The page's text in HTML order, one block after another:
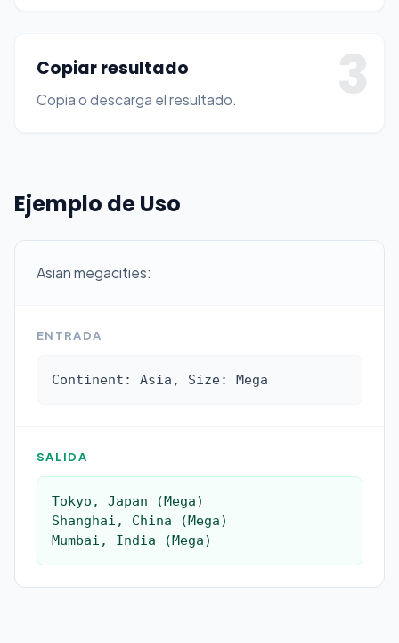
3
Copiar resultado
Copia o descarga el resultado.
Ejemplo de Uso
Asian megacities:
ENTRADA
Continent: Asia, Size: Mega
SALIDA
Tokyo, Japan (Mega)
Shanghai, China (Mega)
Mumbai, India (Mega)